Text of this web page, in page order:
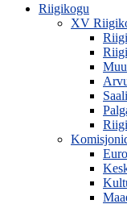
Riigikogu
XV